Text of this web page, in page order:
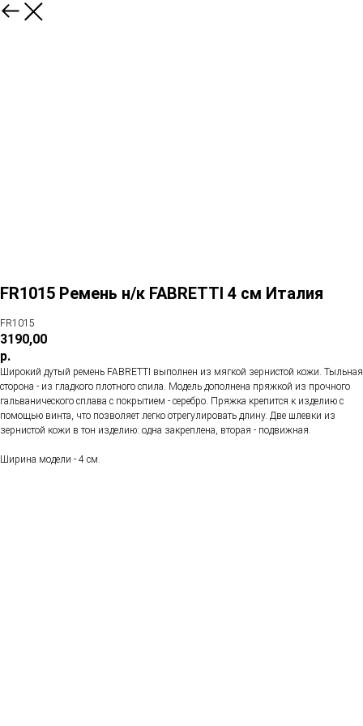
FR1015 Ремень н/к FABRETTI 4 см Италия
FR1015
3190,00
р.
Широкий дутый ремень FABRETTI выполнен из мягкой зернистой кожи. Тыльная
сторона - из гладкого плотного спила. Модель дополнена пряжкой из прочного
гальванического сплава с покрытием - серебро. Пряжка крепится к изделию с
помощью винта, что позволяет легко отрегулировать длину. Две шлевки из
зернистой кожи в тон изделию: одна закреплена, вторая - подвижная.
Ширина модели - 4 см.